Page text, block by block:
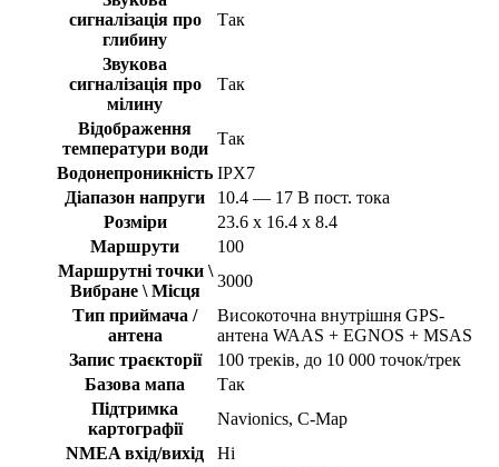
сигналізація про
глибину
Так
Звукова
сигналізація про
мілину
Так
Відображення
температури води
Так
Водонепроникність IPX7
Діапазон напруги
10.4 — 17 В пост. тока
Розміри
23.6 x 16.4 x 8.4
Маршрути
100
Маршрутні точки \
Вибране \ Місця
3000
Тип приймача /
антена
Високоточна внутрішня GPS-
антена WAAS + EGNOS + MSAS
Запис траєкторії
100 треків, до 10 000 точок/трек
Базова мапа
Так
Підтримка
картографії
Navionics, С-Map
NMEA вхід/вихід
Ні